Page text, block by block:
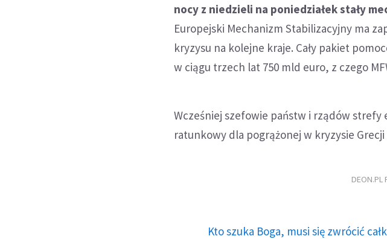
nocy z niedzieli na poniedziałek stały
Europejski Mechanizm Stabilizacyjny ma
kryzysu na kolejne kraje. Cały pakiet
w ciągu trzech lat 750 mld euro, z czego
Wcześniej szefowie państw i rządów strefy
ratunkowy dla pogrążonej w kryzysie
DEON.PL
Kto szuka Boga, musi się zwrócić